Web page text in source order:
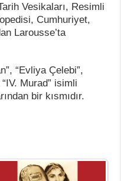
Vesikaları, Resimli
Cumhuriyet,
Larousse’ta
“Evliya Çelebi”,
Murad” isimli
bir kısmıdır.